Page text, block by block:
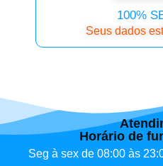
100%
Seus dados
Horário de
Seg à sex de 08:00 às